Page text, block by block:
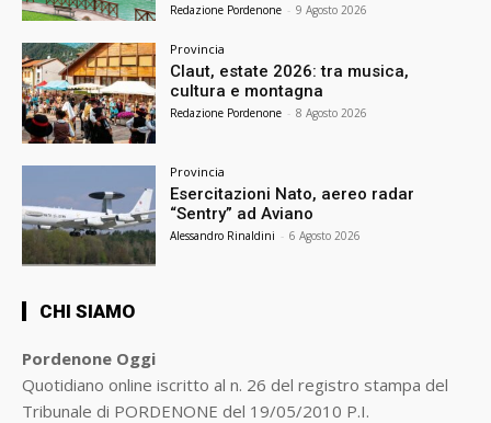
Redazione Pordenone - 9 Agosto 2026
Provincia
Claut, estate 2026: tra musica,
cultura e montagna
Redazione Pordenone - 8 Agosto 2026
Provincia
Esercitazioni Nato, aereo radar
“Sentry” ad Aviano
Alessandro Rinaldini - 6 Agosto 2026
CHI SIAMO
Pordenone Oggi
Quotidiano online iscritto al n. 26 del registro stampa del
Tribunale di PORDENONE del 19/05/2010 P.I.